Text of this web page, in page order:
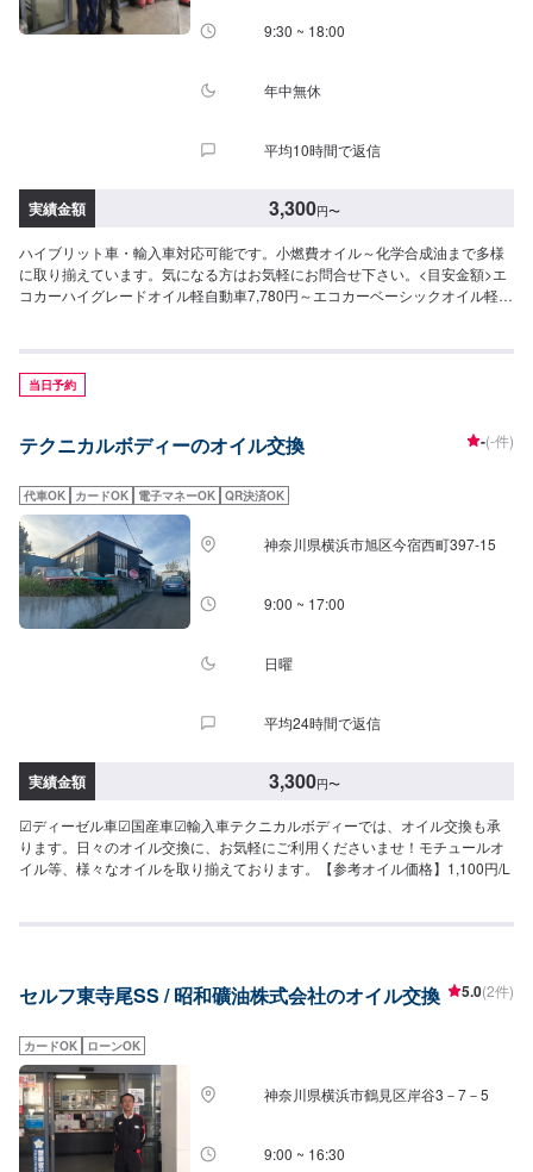
9:30 ~ 18:00
年中無休
平均10時間で返信
実績金額 3,300円〜
ハイブリット車・輸入車対応可能です。小燃費オイル～化学合成油まで多様
に取り揃えています。気になる方はお気軽にお問合せ下さい。<目安金額>エ
コカーハイグレードオイル軽自動車7,780円～エコカーベーシックオイル軽自
ください
当日予約
テクニカルボディーのオイル交換 -(-件)
代車OK カードOK 電子マネーOK QR決済OK
神奈川県横浜市旭区今宿西町397-15
9:00 ~ 17:00
日曜
平均24時間で返信
実績金額 3,300円〜
☑︎ディーゼル車☑︎国産車☑︎輸入車テクニカルボディーでは、オイル交換も承
ります。日々のオイル交換に、お気軽にご利用くださいませ！モチュールオ
イル等、様々なオイルを取り揃えております。【参考オイル価格】1,100円/L
セルフ東寺尾SS / 昭和礦油株式会社のオイル交換 5.0(2件)
カードOK ローンOK
神奈川県横浜市鶴見区岸谷3－7－5
9:00 ~ 16:30